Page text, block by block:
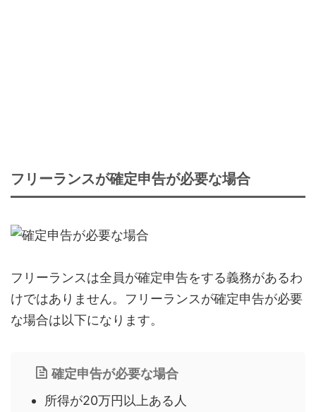
フリーランスが確定申告が必要な場合
フリーランスは全員が確定申告をする義務があるわ
けではありません。フリーランスが確定申告が必要
な場合は以下になります。
確定申告が必要な場合
所得が20万円以上ある人